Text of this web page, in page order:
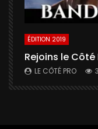
ÉDITION 2019
Rejoins le
LE CÔTÉ PRO